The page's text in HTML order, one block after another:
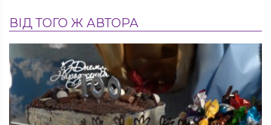
ВІД ТОГО Ж АВТОРА